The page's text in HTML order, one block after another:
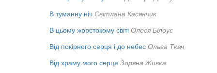
В туманну ніч Світлана Касянчик
В цьому жорстокому світі Олеся Білоус
Від покірного серця і до небес Ольга Ткач
Від храму мого серця Зоряна Живка